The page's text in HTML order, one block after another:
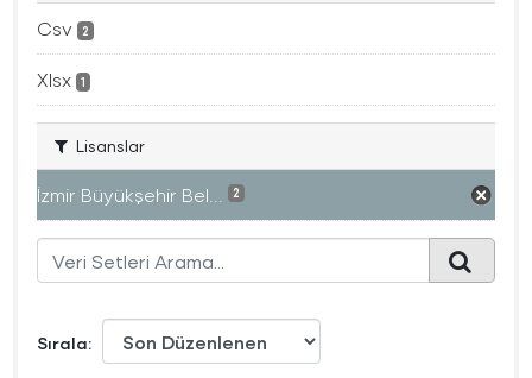
Csv 2
Xlsx 1
Lisanslar
İzmir Büyükşehir Bel... 2
Sırala